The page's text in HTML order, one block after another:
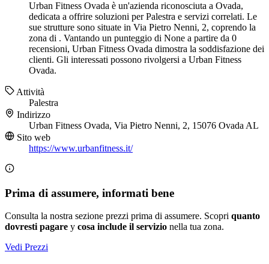
Urban Fitness Ovada è un'azienda riconosciuta a Ovada,
dedicata a offrire soluzioni per Palestra e servizi correlati. Le
sue strutture sono situate in Via Pietro Nenni, 2, coprendo la
zona di . Vantando un punteggio di None a partire da 0
recensioni, Urban Fitness Ovada dimostra la soddisfazione dei
clienti. Gli interessati possono rivolgersi a Urban Fitness
Ovada.
Attività
Palestra
Indirizzo
Urban Fitness Ovada, Via Pietro Nenni, 2, 15076 Ovada AL
Sito web
https://www.urbanfitness.it/
Prima di assumere, informati bene
Consulta la nostra sezione prezzi prima di assumere. Scopri quanto
dovresti pagare y cosa include il servizio nella tua zona.
Vedi Prezzi